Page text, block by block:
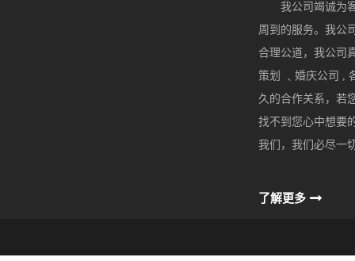
我公司竭诚为
周到的服务。我公
合理公道，我公司
策划 ﹑婚庆公司 ,
久的合作关系，若
找不到您心中想要
我们，我们必尽一
了解更多